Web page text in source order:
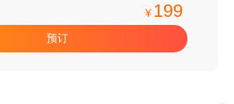
¥ 199
预订